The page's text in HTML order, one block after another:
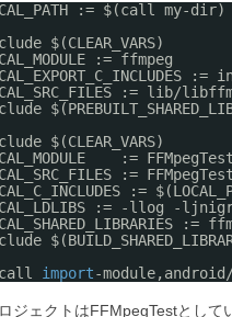
:= $(call my-dir)
$(CLEAR_VARS)
:= ffmpeg
:=
:= lib/
$(CLEAR_VARS)
:= FFMpegTest
:=
:=
:= -llog -
:=
import-
ジェクトはFFMpegTestとして